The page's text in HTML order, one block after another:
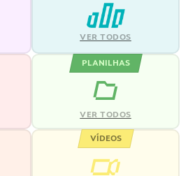
VER TODOS
PLANILHAS
VER TODOS
VÍDEOS